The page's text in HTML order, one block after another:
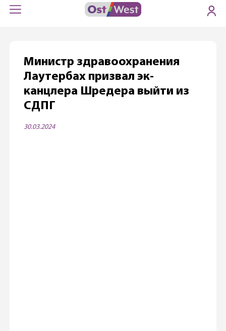
Министр здравоохранения
Лаутербах призвал эк-
канцлера Шредера выйти из
СДПГ
30.03.2024